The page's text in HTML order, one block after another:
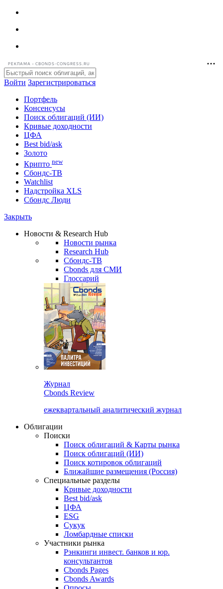
РЕКЛАМА • CBONDS-CONGRESS.RU
Войти Зарегистрироваться
Портфель
Консенсусы
Поиск облигаций (ИИ)
Кривые доходности
ЦФА
Best bid/ask
Золото
Крипто new
Watchlist
Сбондс Люди
Новости & Research Hub
Новости рынка
Research Hub
Сбондс-ТВ
Cbonds для СМИ
Глоссарий
Cbonds Review
ежеквартальный аналитический журнал
Облигации
Поиски
Поиск облигаций & Карты рынка
Поиск облигаций (ИИ)
Поиск котировок облигаций
Ближайшие размещения (Россия)
Специальные разделы
Кривые доходности
Best bid/ask
ЦФА
ESG
Сукук
Ломбардные списки
Участники рынка
Рэнкинги инвест. банков и юр.